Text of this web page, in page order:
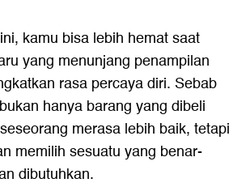
kamu bisa lebih hemat saat
yang menunjang penampilan
rasa percaya diri. Sebab
hanya barang yang dibeli
merasa lebih baik, tetapi
memilih sesuatu yang benar-
dibutuhkan.